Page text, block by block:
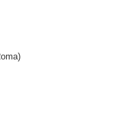
先享後付」服務完成之交
將交易相關給付款項請求債
：
護人之同意方可使用
之損失，本公司不負相關責